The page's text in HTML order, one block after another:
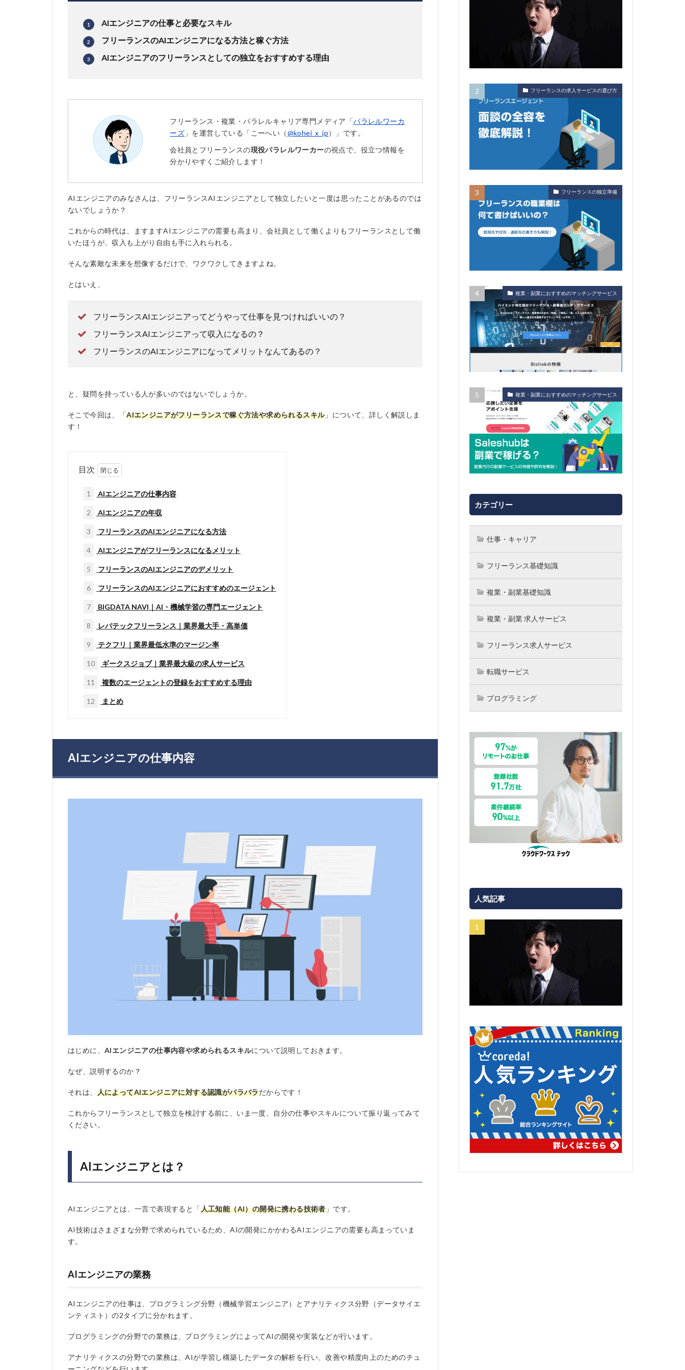
AIエンジニアの仕事と必要なスキル
フリーランスのAIエンジニアになる方法と稼ぐ方法
AIエンジニアのフリーランスとしての独立をおすすめする理由
フリーランス・複業・パラレルキャリア専門メディア「パラレルワーカ
ーズ 」を運営している「こーへい（@kohei_x_jp）」です。
会社員とフリーランスの現役パラレルワーカーの視点で、役立つ情報を
分かりやすくご紹介します！
AIエンジニアのみなさんは、フリーランスAIエンジニアとして独立したいと一度は思ったことがあるのでは
ないでしょうか？
これからの時代は、ますますAIエンジニアの需要も高まり、会社員として働くよりもフリーランスとして働
いたほうが、収入も上がり自由も手に入れられる。
そんな素敵な未来を想像するだけで、ワクワクしてきますよね。
とはいえ、
フリーランスAIエンジニアってどうやって仕事を見つければいいの？
フリーランスAIエンジニアって収入になるの？
フリーランスのAIエンジニアになってメリットなんてあるの？
と、疑問を持っている人が多いのではないでしょうか。
そこで今回は、「AIエンジニアがフリーランスで稼ぐ方法や求められるスキル」について、詳しく解説しま
す！
目次
1 AIエンジニアの仕事内容
2 AIエンジニアの年収
3 フリーランスのAIエンジニアになる方法
4 AIエンジニアがフリーランスになるメリット
5 フリーランスのAIエンジニアのデメリット
6 フリーランスのAIエンジニアにおすすめのエージェント
7 BIGDATA NAVI｜AI・機械学習の専門エージェント
8 レバテックフリーランス｜業界最大手・高単価
9 テクフリ｜業界最低水準のマージン率
10 ギークスジョブ｜業界最大級の求人サービス
11 複数のエージェントの登録をおすすめする理由
12 まとめ
AIエンジニアの仕事内容
はじめに、 AIエンジニアの仕事内容や求められるスキルについて説明しておきます。
なぜ、説明するのか？
それは、 人によってAIエンジニアに対する認識がバラバラだからです！
これからフリーランスとして独立を検討する前に、いま一度、自分の仕事やスキルについて振り返ってみて
ください。
AIエンジニアとは？
AIエンジニアとは、一言で表現すると「人工知能（AI）の開発に携わる技術者」です。
AI技術はさまざまな分野で求められているため、AIの開発にかかわるAIエンジニアの需要も高まっていま
す。
AIエンジニアの業務
AIエンジニアの仕事は、プログラミング分野（機械学習エンジニア）とアナリティクス分野（データサイエ
ンティスト）の2タイプに分かれます。
プログラミングの分野での業務は、プログラミングによってAIの開発や実装などが行います。
アナリティクスの分野での業務は、AIが学習し構築したデータの解析を行い、改善や精度向上のためのチュ
フリーランスの求人サービスの選び方
フリーランスの独立準備
複業・副業におすすめのマッチングサービス
複業・副業におすすめのマッチングサービス
カテゴリー
仕事・キャリア
フリーランス基礎知識
複業・副業基礎知識
複業・副業 求人サービス
フリーランス求人サービス
転職サービス
プログラミング
人気記事